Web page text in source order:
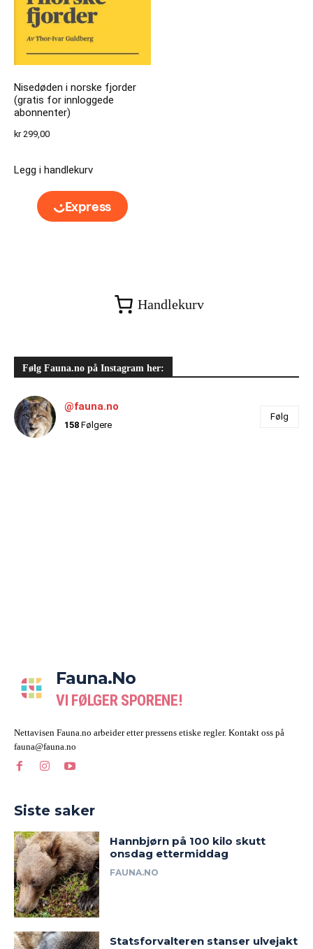
Nisedøden i norske fjorder
(gratis for innloggede
abonnenter)
kr299,00
Legg i handlekurv
Handlekurv
Følg Fauna.no på Instagram her:
@fauna.no
158 Følgere
Følg
Fauna.no
VI FØLGER SPORENE!
Nettavisen Fauna.no arbeider etter pressens etiske regler. Kontakt oss på
fauna@fauna.no
Siste saker
Hannbjørn på 100 kilo skutt
onsdag ettermiddag
FAUNA.NO
Statsforvalteren stanser ulvejakt